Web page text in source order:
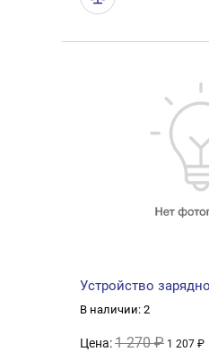
Устройство
В наличии: 2
Цена:1 270 ₽ 1 207 ₽